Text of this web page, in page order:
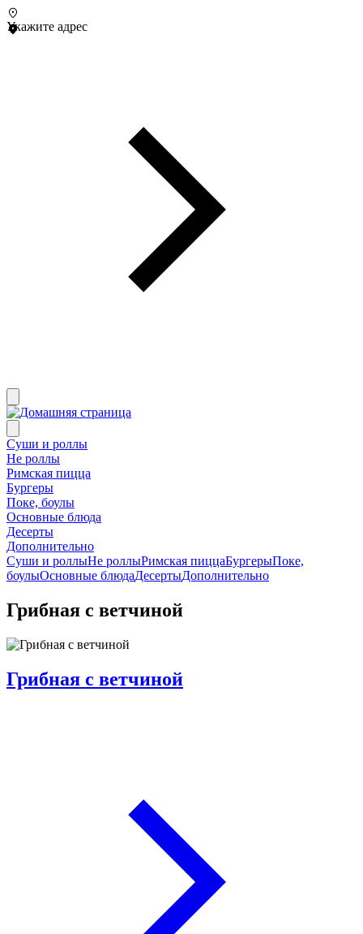
Укажите адрес
Суши и роллы
Не роллы
Римская пицца
Бургеры
Поке, боулы
Основные блюда
Десерты
Дополнительно
Суши и роллыНе роллыРимская пиццаБургерыПоке,
боулыОсновные блюдаДесертыДополнительно
Грибная с ветчиной
Грибная с ветчиной